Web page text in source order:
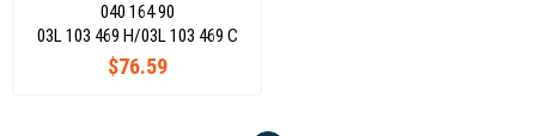
20/Aq2 17- /Aq3 19- Aron 18-
/At 16- /Ib 18- /Lesc 20- Tar 19-
04L129969E
040 164 90
$76.59
03L 103 469 H/03L 103 469 C